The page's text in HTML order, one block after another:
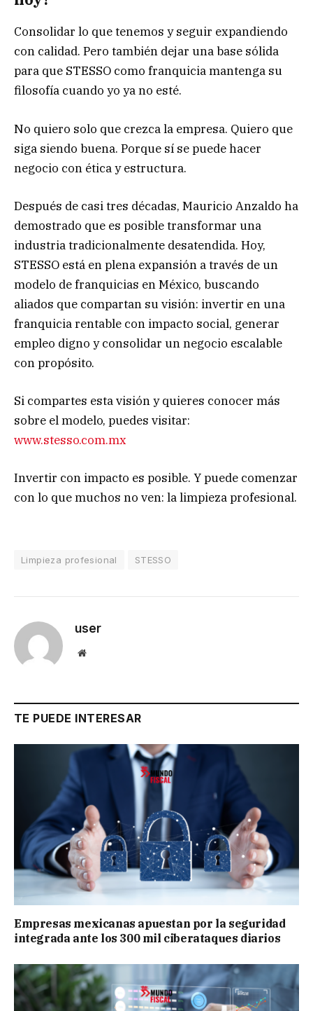
Consolidar lo que tenemos y seguir expandiendo
con calidad. Pero también dejar una base sólida
para que STESSO como franquicia mantenga su
filosofía cuando yo ya no esté.
No quiero solo que crezca la empresa. Quiero que
siga siendo buena. Porque sí se puede hacer
negocio con ética y estructura.
Después de casi tres décadas, Mauricio Anzaldo ha
demostrado que es posible transformar una
industria tradicionalmente desatendida. Hoy,
STESSO está en plena expansión a través de un
modelo de franquicias en México, buscando
aliados que compartan su visión: invertir en una
franquicia rentable con impacto social, generar
empleo digno y consolidar un negocio escalable
con propósito.
Si compartes esta visión y quieres conocer más
sobre el modelo, puedes visitar:
www.stesso.com.mx
Invertir con impacto es posible. Y puede comenzar
con lo que muchos no ven: la limpieza profesional.
Limpieza profesional STESSO
user
Website
TE PUEDE INTERESAR
Empresas mexicanas apuestan por la seguridad
integrada ante los 300 mil ciberataques diarios